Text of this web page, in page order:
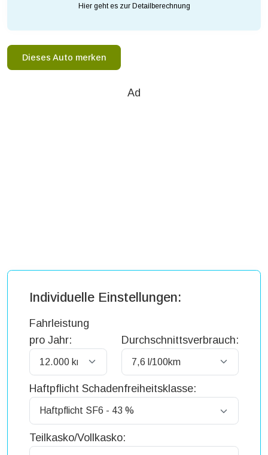
Hier geht es zur Detailberechnung
Dieses Auto merken
Ad
Individuelle Einstellungen:
Fahrleistung
pro Jahr:
Durchschnittsverbrauch:
Haftpflicht Schadenfreiheitsklasse:
Teilkasko/Vollkasko: